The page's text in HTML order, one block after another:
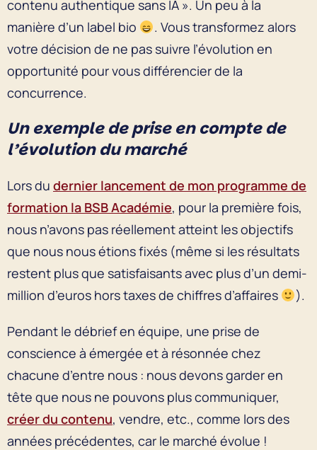
contenu authentique sans IA ». Un peu à la
manière d’un label bio
. Vous transformez alors
votre décision de ne pas suivre l’évolution en
opportunité pour vous différencier de la
concurrence.
Un exemple de prise en compte de
l’évolution du marché
Lors du dernier lancement de mon programme de
formation la BSB Académie, pour la première fois,
nous n’avons pas réellement atteint les objectifs
que nous nous étions fixés (même si les résultats
restent plus que satisfaisants avec plus d’un demi-
million d’euros hors taxes de chiffres d’affaires
).
Pendant le débrief en équipe, une prise de
conscience à émergée et à résonnée chez
chacune d’entre nous : nous devons garder en
tête que nous ne pouvons plus communiquer,
créer du contenu, vendre, etc., comme lors des
années précédentes, car le marché évolue !